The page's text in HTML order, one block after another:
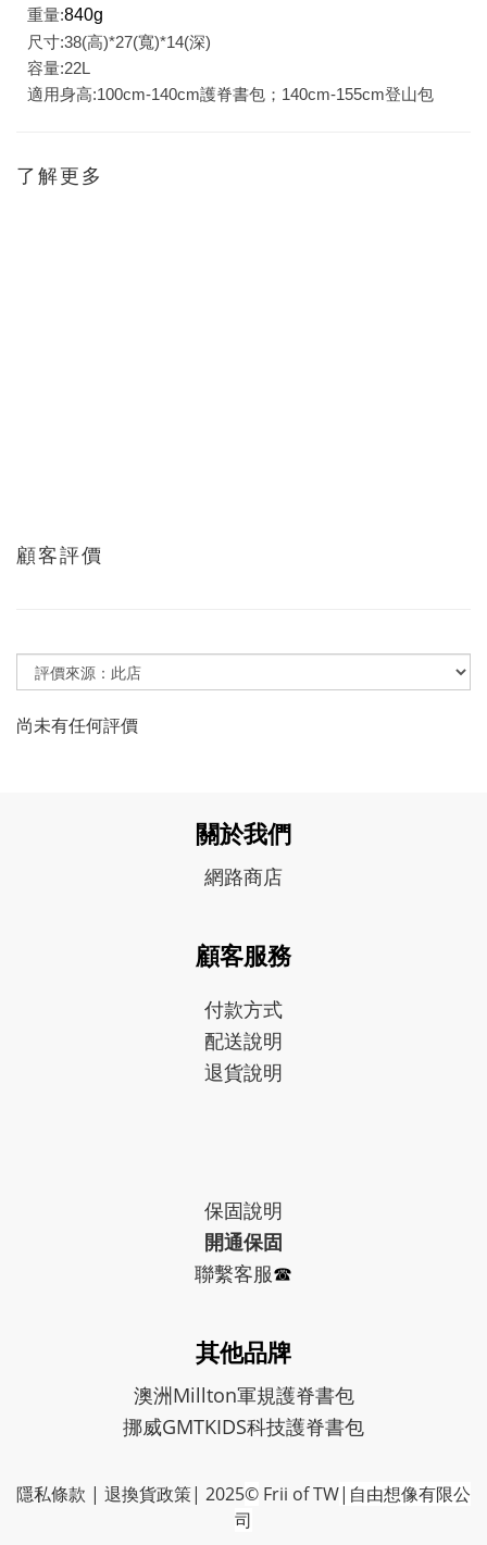
重量:840g
尺寸:38(高)*27(寬)*14(深)
容量:22L
適用身高:100cm-140cm護脊書包；140cm-155cm登山包
了解更多
顧客評價
尚未有任何評價
關於我們
網路商店
顧客服務
付款方式
配送說明
退貨說明
保固說明
開通保固
聯繫客服☎︎
其他品牌
澳洲Millton軍規護脊書包
挪威GMTKIDS科技護脊書包
隱私條款 | 退換貨政策| 2025© Frii of TW|自由想像有限公
司